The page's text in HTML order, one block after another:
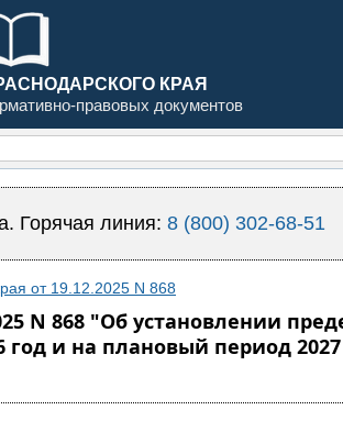
КРАЯ
правовых документов
Горячая линия: 8 (800) 302-68-51
от 19.12.2025 N 868
N 868 "Об установлении
год и на плановый период